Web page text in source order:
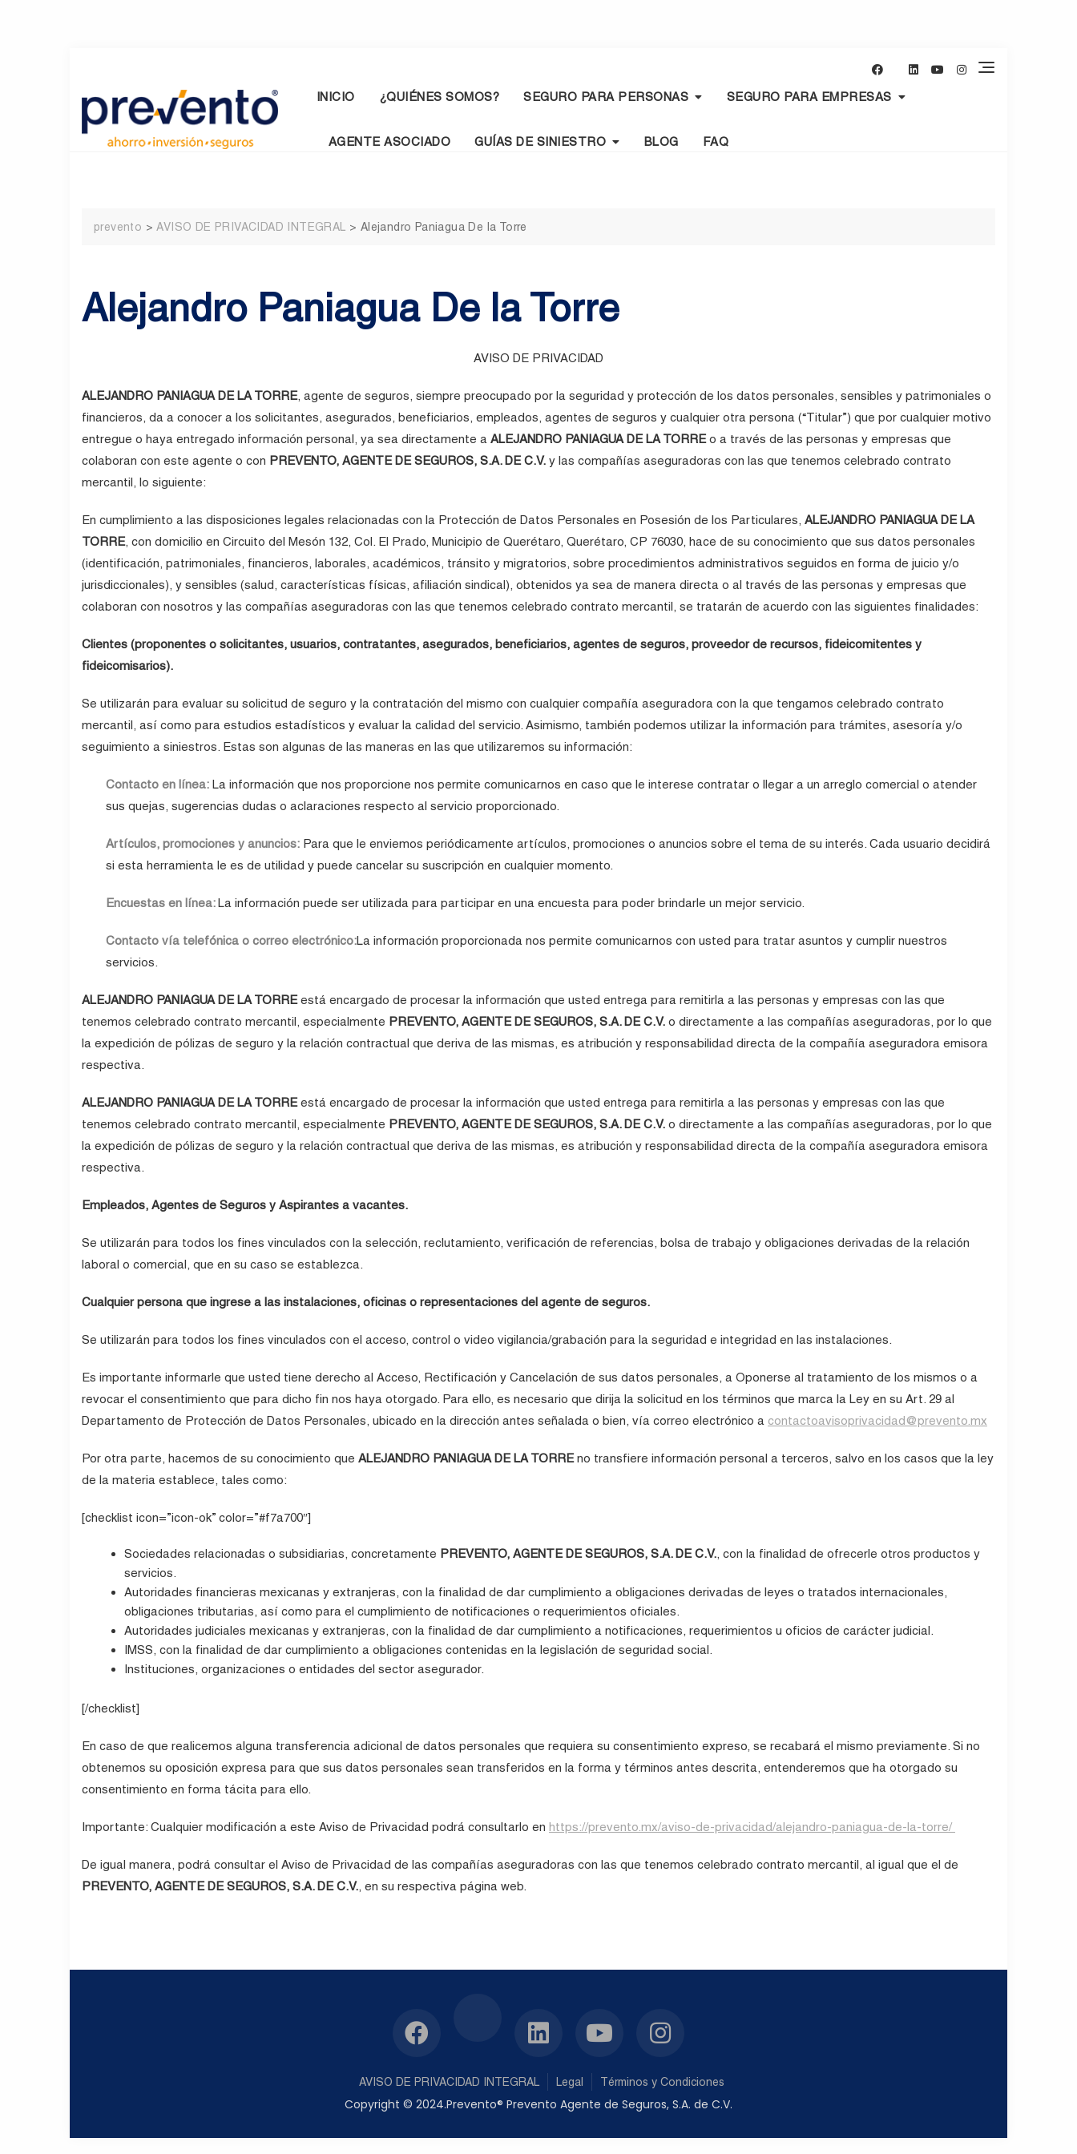
content
INICIO ¿QUIÉNES SOMOS? SEGURO PARA PERSONAS SEGURO PARA EMPRESAS
AGENTE ASOCIADO GUÍAS DE SINIESTRO BLOG FAQ
prevento >AVISO DE PRIVACIDAD INTEGRAL > Alejandro Paniagua De la Torre
Alejandro Paniagua De la Torre
AVISO DE PRIVACIDAD
ALEJANDRO PANIAGUA DE LA TORRE, agente de seguros, siempre preocupado por la seguridad y protección de los datos personales, sensibles y patrimoniales o
financieros, da a conocer a los solicitantes, asegurados, beneficiarios, empleados, agentes de seguros y cualquier otra persona (“Titular”) que por cualquier motivo
entregue o haya entregado información personal, ya sea directamente a ALEJANDRO PANIAGUA DE LA TORREo a través de las personas y empresas que
colaboran con este agente o con PREVENTO, AGENTE DE SEGUROS, S.A. DE C.V. y las compañías aseguradoras con las que tenemos celebrado contrato
mercantil, lo siguiente:
En cumplimiento a las disposiciones legales relacionadas con la Protección de Datos Personales en Posesión de los Particulares, ALEJANDRO PANIAGUA DE LA
TORRE, con domicilio en Circuito del Mesón 132, Col. El Prado, Municipio de Querétaro, Querétaro, CP 76030, hace de su conocimiento que sus datos personales
(identificación, patrimoniales, financieros, laborales, académicos, tránsito y migratorios, sobre procedimientos administrativos seguidos en forma de juicio y/o
jurisdiccionales), y sensibles (salud, características físicas, afiliación sindical), obtenidos ya sea de manera directa o al través de las personas y empresas que
colaboran con nosotros y las compañías aseguradoras con las que tenemos celebrado contrato mercantil, se tratarán de acuerdo con las siguientes finalidades:
Clientes (proponentes o solicitantes, usuarios, contratantes, asegurados, beneficiarios, agentes de seguros, proveedor de recursos, fideicomitentes y
fideicomisarios).
Se utilizarán para evaluar su solicitud de seguro y la contratación del mismo con cualquier compañía aseguradora con la que tengamos celebrado contrato
mercantil, así como para estudios estadísticos y evaluar la calidad del servicio. Asimismo, también podemos utilizar la información para trámites, asesoría y/o
seguimiento a siniestros. Estas son algunas de las maneras en las que utilizaremos su información:
Contacto en línea: La información que nos proporcione nos permite comunicarnos en caso que le interese contratar o llegar a un arreglo comercial o atender
sus quejas, sugerencias dudas o aclaraciones respecto al servicio proporcionado.
Artículos, promociones y anuncios: Para que le enviemos periódicamente artículos, promociones o anuncios sobre el tema de su interés. Cada usuario decidirá
si esta herramienta le es de utilidad y puede cancelar su suscripción en cualquier momento.
Encuestas en línea:La información puede ser utilizada para participar en una encuesta para poder brindarle un mejor servicio.
Contacto vía telefónica o correo electrónico:La información proporcionada nos permite comunicarnos con usted para tratar asuntos y cumplir nuestros
servicios.
ALEJANDRO PANIAGUA DE LA TORREestá encargado de procesar la información que usted entrega para remitirla a las personas y empresas con las que
tenemos celebrado contrato mercantil, especialmente PREVENTO, AGENTE DE SEGUROS, S.A. DE C.V. o directamente a las compañías aseguradoras, por lo que
la expedición de pólizas de seguro y la relación contractual que deriva de las mismas, es atribución y responsabilidad directa de la compañía aseguradora emisora
respectiva.
ALEJANDRO PANIAGUA DE LA TORREestá encargado de procesar la información que usted entrega para remitirla a las personas y empresas con las que
tenemos celebrado contrato mercantil, especialmente PREVENTO, AGENTE DE SEGUROS, S.A. DE C.V. o directamente a las compañías aseguradoras, por lo que
la expedición de pólizas de seguro y la relación contractual que deriva de las mismas, es atribución y responsabilidad directa de la compañía aseguradora emisora
respectiva.
Empleados, Agentes de Seguros y Aspirantes a vacantes.
Se utilizarán para todos los fines vinculados con la selección, reclutamiento, verificación de referencias, bolsa de trabajo y obligaciones derivadas de la relación
laboral o comercial, que en su caso se establezca.
Cualquier persona que ingrese a las instalaciones, oficinas o representaciones del agente de seguros.
Se utilizarán para todos los fines vinculados con el acceso, control o video vigilancia/grabación para la seguridad e integridad en las instalaciones.
Es importante informarle que usted tiene derecho al Acceso, Rectificación y Cancelación de sus datos personales, a Oponerse al tratamiento de los mismos o a
revocar el consentimiento que para dicho fin nos haya otorgado. Para ello, es necesario que dirija la solicitud en los términos que marca la Ley en su Art. 29 al
Departamento de Protección de Datos Personales, ubicado en la dirección antes señalada o bien, vía correo electrónico a contactoavisoprivacidad@prevento.mx
Por otra parte, hacemos de su conocimiento que ALEJANDRO PANIAGUA DE LA TORREno transfiere información personal a terceros, salvo en los casos que la ley
de la materia establece, tales como:
[checklist icon=”icon-ok” color=”#f7a700″]
Sociedades relacionadas o subsidiarias, concretamente PREVENTO, AGENTE DE SEGUROS, S.A. DE C.V., con la finalidad de ofrecerle otros productos y
servicios.
Autoridades financieras mexicanas y extranjeras, con la finalidad de dar cumplimiento a obligaciones derivadas de leyes o tratados internacionales,
obligaciones tributarias, así como para el cumplimiento de notificaciones o requerimientos oficiales.
Autoridades judiciales mexicanas y extranjeras, con la finalidad de dar cumplimiento a notificaciones, requerimientos u oficios de carácter judicial.
IMSS, con la finalidad de dar cumplimiento a obligaciones contenidas en la legislación de seguridad social.
Instituciones, organizaciones o entidades del sector asegurador.
[/checklist]
En caso de que realicemos alguna transferencia adicional de datos personales que requiera su consentimiento expreso, se recabará el mismo previamente. Si no
obtenemos su oposición expresa para que sus datos personales sean transferidos en la forma y términos antes descrita, entenderemos que ha otorgado su
consentimiento en forma tácita para ello.
Importante: Cualquier modificación a este Aviso de Privacidad podrá consultarlo en https://prevento.mx/aviso-de-privacidad/alejandro-paniagua-de-la-torre/ ‎
De igual manera, podrá consultar el Aviso de Privacidad de las compañías aseguradoras con las que tenemos celebrado contrato mercantil, al igual que el de
PREVENTO, AGENTE DE SEGUROS, S.A. DE C.V., en su respectiva página web.
AVISO DE PRIVACIDAD INTEGRAL Legal Términos y Condiciones
Copyright © 2024.Prevento® Prevento Agente de Seguros, S.A. de C.V.